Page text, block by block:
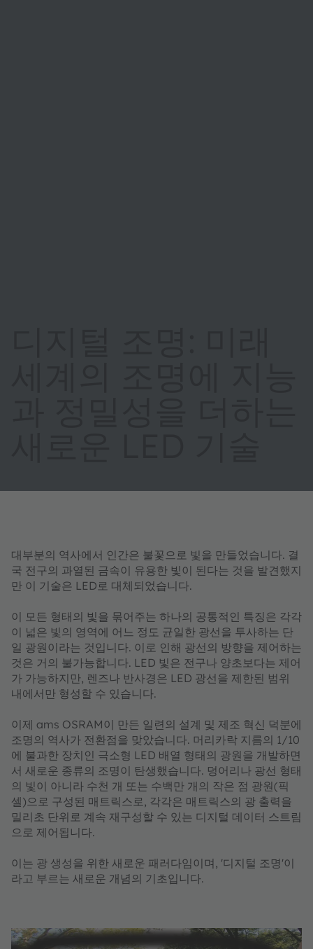
대부분의 역사에서 인간은 불꽃으로 빛을 만들었습니다. 결
국 전구의 과열된 금속이 유용한 빛이 된다는 것을 발견했지
만 이 기술은 LED로 대체되었습니다.
이 모든 형태의 빛을 묶어주는 하나의 공통적인 특징은 각각
이 넓은 빛의 영역에 어느 정도 균일한 광선을 투사하는 단
일 광원이라는 것입니다. 이로 인해 광선의 방향을 제어하는
것은 거의 불가능합니다. LED 빛은 전구나 양초보다는 제어
가 가능하지만, 렌즈나 반사경은 LED 광선을 제한된 범위
내에서만 형성할 수 있습니다.
이제 ams OSRAM이 만든 일련의 설계 및 제조 혁신 덕분에
조명의 역사가 전환점을 맞았습니다. 머리카락 지름의 1/10
에 불과한 장치인 극소형 LED 배열 형태의 광원을 개발하면
서 새로운 종류의 조명이 탄생했습니다. 덩어리나 광선 형태
의 빛이 아니라 수천 개 또는 수백만 개의 작은 점 광원(픽
셀)으로 구성된 매트릭스로, 각각은 매트릭스의 광 출력을
밀리초 단위로 계속 재구성할 수 있는 디지털 데이터 스트림
으로 제어됩니다.
이는 광 생성을 위한 새로운 패러다임이며, '디지털 조명'이
라고 부르는 새로운 개념의 기초입니다.